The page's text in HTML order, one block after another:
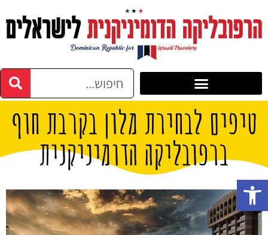
טיפים לבחירת מלון בקרבת חוף
ברפובליקה הדומיניקנית
פתח סרגל נגישות